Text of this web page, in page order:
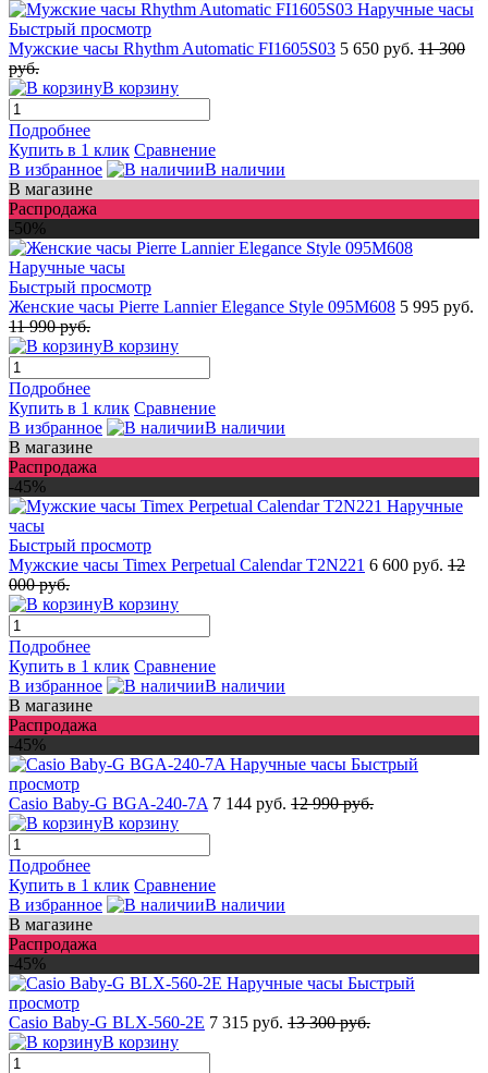
Быстрый просмотр
Мужские часы Rhythm Automatic FI1605S03 5 650 руб. 11 300
руб.
В корзину
Подробнее
Купить в 1 клик Сравнение
В избранное
В наличии
В магазине
Распродажа
-50%
Быстрый просмотр
Женские часы Pierre Lannier Elegance Style 095M608 5 995 руб.
11 990 руб.
В корзину
Подробнее
Купить в 1 клик Сравнение
В избранное
В наличии
В магазине
Распродажа
-45%
Быстрый просмотр
Мужские часы Timex Perpetual Calendar T2N221 6 600 руб. 12
000 руб.
В корзину
Подробнее
Купить в 1 клик Сравнение
В избранное
В наличии
В магазине
Распродажа
-45%
Быстрый
просмотр
Casio Baby-G BGA-240-7A 7 144 руб. 12 990 руб.
В корзину
Подробнее
Купить в 1 клик Сравнение
В избранное
В наличии
В магазине
Распродажа
-45%
Быстрый
просмотр
Casio Baby-G BLX-560-2E 7 315 руб. 13 300 руб.
В корзину